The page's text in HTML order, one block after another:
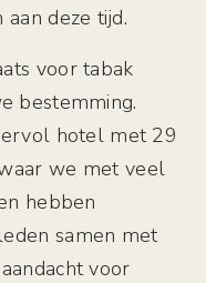
deze tijd.
voor tabak
bestemming.
hotel met 29
we met veel
hebben
samen met
voor